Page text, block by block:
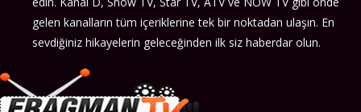
gelen kanalların tüm içeriklerine tek bir noktadan ulaşın. En
sevdiğiniz hikayelerin geleceğinden ilk siz haberdar olun.